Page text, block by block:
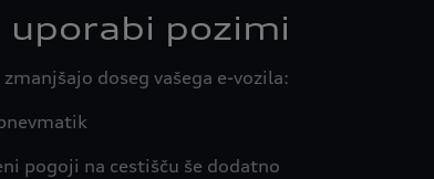
uporabi pozimi
doseg vašega e-vozila:
pogoji na cestišču še dodatno